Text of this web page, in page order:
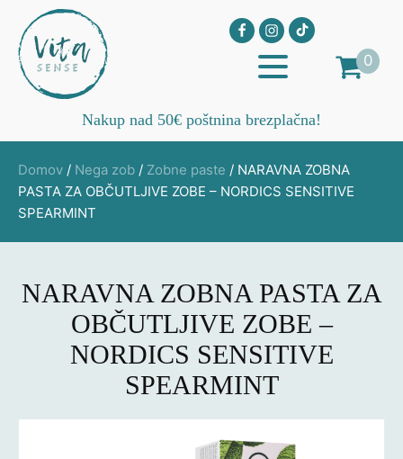
0
Nakup nad 50€ poštnina brezplačna!
Domov / Nega zob / Zobne paste / NARAVNA ZOBNA
PASTA ZA OBČUTLJIVE ZOBE – NORDICS SENSITIVE
SPEARMINT
NARAVNA ZOBNA PASTA ZA
OBČUTLJIVE ZOBE –
NORDICS SENSITIVE
SPEARMINT